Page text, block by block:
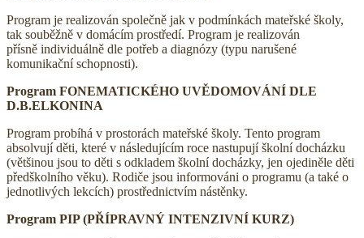
Program je realizován společně jak v podmínkách mateřské školy,
tak souběžně v domácím prostředí. Program je realizován
přísně individuálně dle potřeb a diagnózy (typu narušené
komunikační schopnosti).
Program FONEMATICKÉHO UVĚDOMOVÁNÍ DLE
D.B.ELKONINA
Program probíhá v prostorách mateřské školy. Tento program
absolvují děti, které v následujícím roce nastupují školní docházku
(většinou jsou to děti s odkladem školní docházky, jen ojediněle děti
předškolního věku). Rodiče jsou informováni o programu (a také o
jednotlivých lekcích) prostřednictvím nástěnky.
Program PIP (PŘÍPRAVNÝ INTENZIVNÍ KURZ)